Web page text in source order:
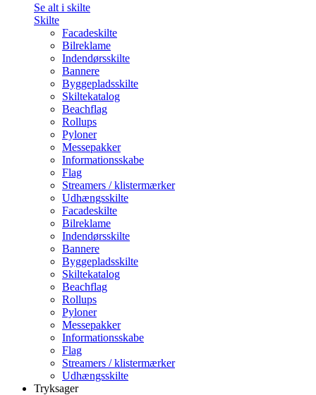
Se alt i skilte
Skilte
Facadeskilte
Bilreklame
Indendørsskilte
Bannere
Byggepladsskilte
Skiltekatalog
Beachflag
Rollups
Pyloner
Messepakker
Informationsskabe
Flag
Streamers / klistermærker
Udhængsskilte
Facadeskilte
Bilreklame
Indendørsskilte
Bannere
Byggepladsskilte
Skiltekatalog
Beachflag
Rollups
Pyloner
Messepakker
Informationsskabe
Flag
Streamers / klistermærker
Udhængsskilte
Tryksager